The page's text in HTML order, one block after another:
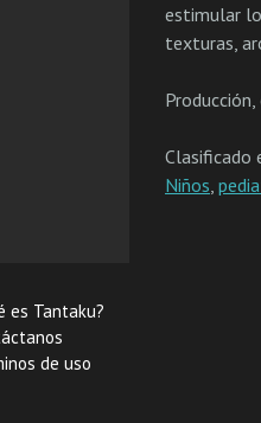
estimular
texturas,
Clasificado
Niños,
es Tantaku?
de uso